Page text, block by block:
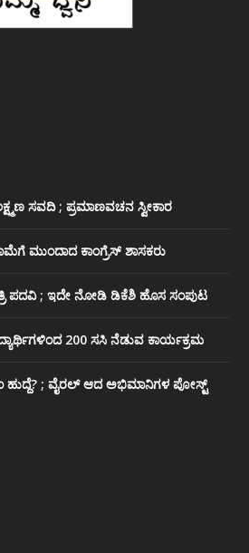
ಸವದಿ ; ಪ್ರಮಾಣವಚನ ಸ್ವೀಕಾರ
ಮುಂದಾದ ಕಾಂಗ್ರೆಸ್ ‌ಶಾಸಕರು
ಪದವಿ ; ಇದೇ ನೋಡಿ‌ ಡಿಕೆಶಿ ಹೊಸ ಸಂಪುಟ
200 ಸಸಿ ನೆಡುವ ಕಾರ್ಯಕ್ರಮ
; ವೈರಲ್ ಆದ ಅಭಿಮಾನಿಗಳ ಪೋಸ್ಟ್